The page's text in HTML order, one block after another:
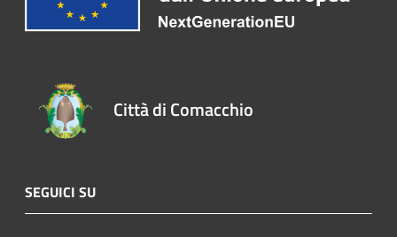
Città di Comacchio
SEGUICI SU